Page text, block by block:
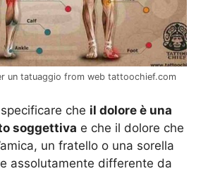
un tatuaggio from web tattoochief.com
che il dolore è una
soggettiva e che il dolore che
un fratello o una sorella
assolutamente differente da